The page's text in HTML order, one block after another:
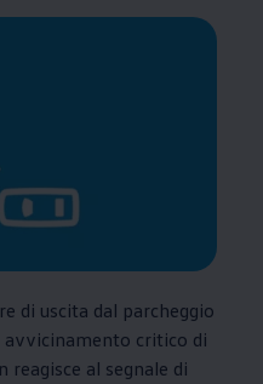
di uscita dal parcheggio
avvicinamento critico di
reagisce al segnale di